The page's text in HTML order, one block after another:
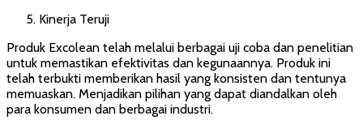
Kinerja Teruji
Produk Excolean telah melalui berbagai uji coba dan penelitian
untuk memastikan efektivitas dan kegunaannya. Produk ini
telah terbukti memberikan hasil yang konsisten dan tentunya
memuaskan. Menjadikan pilihan yang dapat diandalkan oleh
para konsumen dan berbagai industri.